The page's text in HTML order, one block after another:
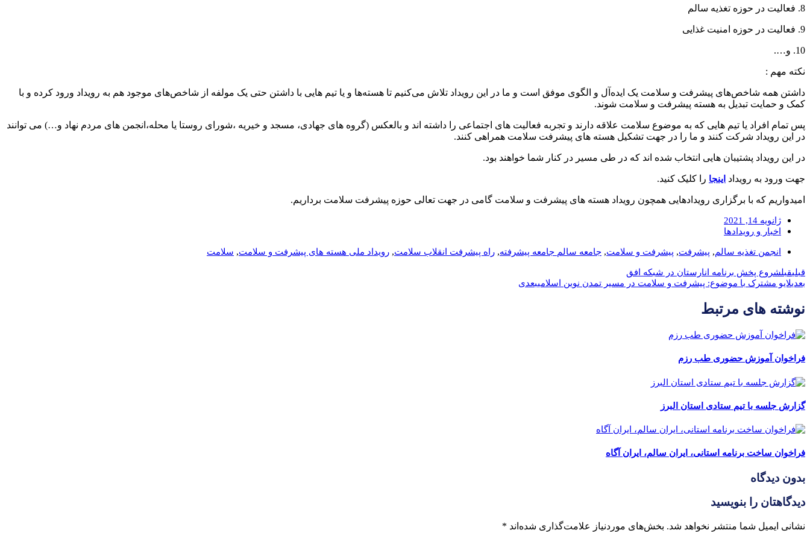
8. فعالیت در حوزه تغذیه سالم
9. فعالیت در حوزه امنیت غذایی
10. و….
نکته مهم :
داشتن همه شاخص‌های پیشرفت و سلامت یک ایده‌آل و الگوی موفق است و ما در این رویداد تلاش می‌کنیم تا هسته‌ها و یا تیم هایی با داشتن حتی یک مولفه از شاخص‌های موجود هم به رویداد ورود کرده و با
کمک و حمایت تبدیل به هسته پیشرفت و سلامت شوند.
پس تمام افراد یا تیم هایی که به موضوع سلامت علاقه دارند و تجربه فعالیت های اجتماعی را داشته اند و بالعکس (گروه های جهادی، مسجد و خیریه ،شورای روستا یا محله،انجمن های مردم نهاد و…) می توانند
در این رویداد شرکت کنند و ما را در جهت تشکیل هسته های پیشرفت سلامت همراهی کنند.
در این رویداد پشتیبان هایی انتخاب شده اند که در طی مسیر در کنار شما خواهند بود.
جهت ورود به رویداد اینجا را کلیک کنید.
امیدواریم که با برگزاری رویدادهایی همچون رویداد هسته های پیشرفت و سلامت گامی در جهت تعالی حوزه پیشرفت سلامت برداریم.
ژانویه 14, 2021
اخبار و رویدادها
انجمن تغذیه سالم, پیشرفت, پیشرفت و سلامت, جامعه سالم جامعه پیشرفته, راه پیشرفت انقلاب سلامت, رویداد ملی هسته های پیشرفت و سلامت, سلامت
قبلیقبلشروع پخش برنامه انارستان در شبکه افق
بعدیلایو مشترک با موضوع: پیشرفت و سلامت در مسیر تمدن نوین اسلامی​بعدی
نوشته های مرتبط
فراخوان آموزش حضوری طب رزم
گزارش جلسه با تیم ستادی استان البرز
فراخوان ساخت برنامه استانی، ایران سالم، ایران آگاه
بدون دیدگاه
دیدگاهتان را بنویسید
نشانی ایمیل شما منتشر نخواهد شد. بخش‌های موردنیاز علامت‌گذاری شده‌اند *